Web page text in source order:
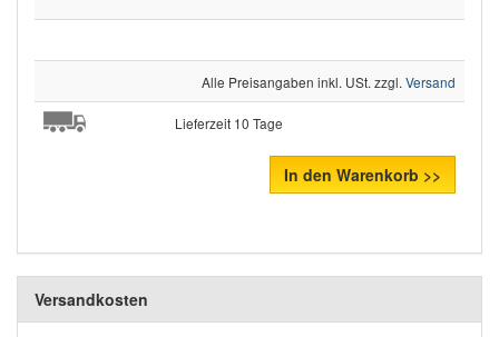
Alle Preisangaben inkl. USt. zzgl. Versand
Lieferzeit 10 Tage
In den Warenkorb >>
Versandkosten